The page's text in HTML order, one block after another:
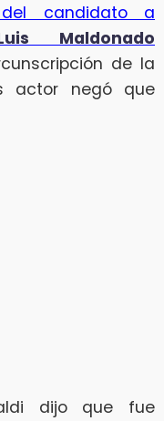
del candidato a
Maldonado
de la
actor negó que
dijo que fue